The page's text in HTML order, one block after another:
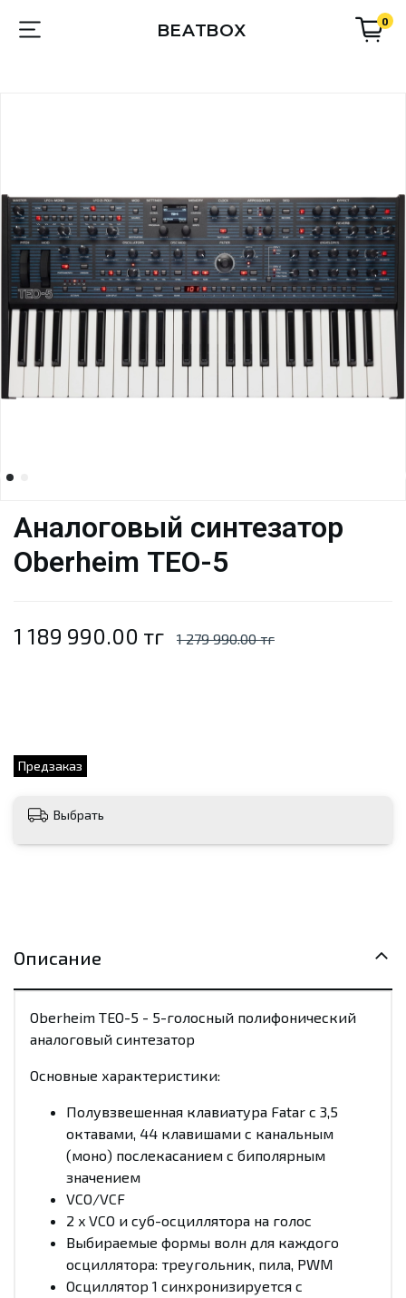
BEATBOX 0
Предзаказ
Аналоговый синтезатор
Oberheim TEO-5
1 189 990.00 тг 1 279 990.00 тг
Выбрать
Описание
Oberheim TEO-5 - 5-голосный полифонический
аналоговый синтезатор
Основные характеристики:
Полувзвешенная клавиатура Fatar с 3,5
октавами, 44 клавишами с канальным
(моно) послекасанием с биполярным
значением
VCO/VCF
2 x VCO и суб-осциллятора на голос
Выбираемые формы волн для каждого
осциллятора: треугольник, пила, PWM
Осциллятор 1 синхронизируется с